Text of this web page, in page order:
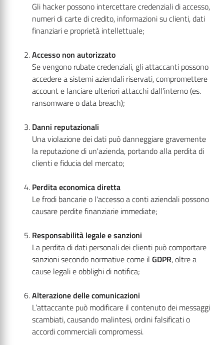
Gli hacker possono intercettare credenziali di accesso,
numeri di carte di credito, informazioni su clienti, dati
finanziari e proprietà intellettuale;
Accesso non autorizzato
Se vengono rubate credenziali, gli attaccanti possono
accedere a sistemi aziendali riservati, compromettere
account e lanciare ulteriori attacchi dall’interno (es.
ransomware o data breach);
Danni reputazionali
Una violazione dei dati può danneggiare gravemente
la reputazione di un'azienda, portando alla perdita di
clienti e fiducia del mercato;
Perdita economica diretta
Le frodi bancarie o l'accesso a conti aziendali possono
causare perdite finanziarie immediate;
Responsabilità legale e sanzioni
La perdita di dati personali dei clienti può comportare
sanzioni secondo normative come il GDPR, oltre a
cause legali e obblighi di notifica;
Alterazione delle comunicazioni
L’attaccante può modificare il contenuto dei messaggi
scambiati, causando malintesi, ordini falsificati o
accordi commerciali compromessi.